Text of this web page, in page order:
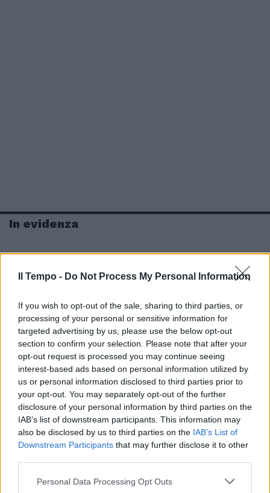
Il Tempo - Do Not Process My Personal Information
If you wish to opt-out of the sale, sharing to third parties, or
processing of your personal or sensitive information for
targeted advertising by us, please use the below opt-out
section to confirm your selection. Please note that after your
opt-out request is processed you may continue seeing
interest-based ads based on personal information utilized by
us or personal information disclosed to third parties prior to
your opt-out. You may separately opt-out of the further
disclosure of your personal information by third parties on the
IAB’s list of downstream participants. This information may
also be disclosed by us to third parties on the IAB’s List of
Downstream Participants that may further disclose it to other
Personal Data Processing Opt Outs
In evidenza